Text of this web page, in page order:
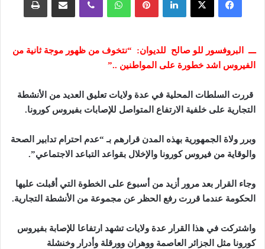
ـــ البروفسور للو صالح للديوان: “نتخوف من ظهور موجة ثانية من
الفيروس اشد خطورة على المواطنين ..”
قررت السلطات المحلية في عدة ولايات تعليق العديد من الأنشطة
التجارية على خلفية الارتفاع المتواصل للإصابات بفيروس كورونا.
وبرر ولاة الجمهورية بهذه المدن قرارهم بـ “عدم احترام تدابير الصحة
والوقاية من فيروس كورونا والإخلال بقواعد التباعد الاجتماعي”.
وجاء القرار بعد مرور أزيد من أسبوع على الخطوة التي أقبلت عليها
الحكومة عندما قررت رفع الحظر عن مجموعة من الأنشطة التجارية.
واشتركت في هذا القرار عدة ولايات تشهد ارتفاعا للإصابة بفيروس
كورونا مثل الجزائر العاصمة ووهران وورقلة وأدرار وخنشلة